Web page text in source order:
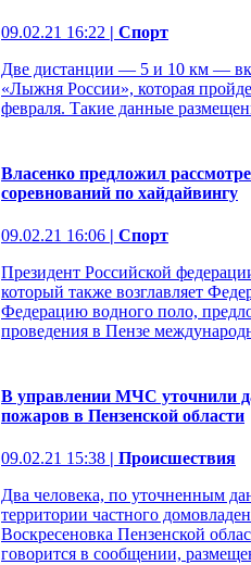
09.02.21 16:22 | Спорт
Две дистанции — 5 и 10 км —
«Лыжня России», которая
февраля. Такие данные
Власенко предложил
соревнований по хайдайвингу
09.02.21 16:06 | Спорт
Президент Российской
который также возглавляет
Федерацию водного поло,
проведения в Пензе
В управлении МЧС уточнили
пожаров в Пензенской области
09.02.21 15:38 | Происшествия
Два человека, по уточненным
территории частного
Воскресеновка Пензенской
говорится в сообщении,